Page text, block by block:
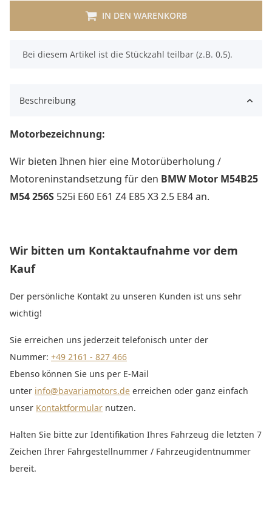
IN DEN WARENKORB
x
Bei diesem Artikel ist die Stückzahl teilbar (z.B. 0,5).
Beschreibung
Motorbezeichnung:
Wir bieten Ihnen hier eine Motorüberholung /
Motoreninstandsetzung für den BMW Motor M54B25
M54 256S 525i E60 E61 Z4 E85 X3 2.5 E84 an.
Wir bitten um Kontaktaufnahme vor dem
Kauf
Der persönliche Kontakt zu unseren Kunden ist uns sehr
wichtig!
Sie erreichen uns jederzeit telefonisch unter der
Nummer: +49 2161 - 827 466
Ebenso können Sie uns per E-Mail
unter info@bavariamotors.de erreichen oder ganz einfach
unser Kontaktformular nutzen.
Halten Sie bitte zur Identifikation Ihres Fahrzeug die letzten 7
Zeichen Ihrer Fahrgestellnummer / Fahrzeugidentnummer
bereit.